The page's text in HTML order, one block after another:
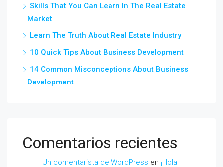
Skills That You Can Learn In The Real Estate
Market
Learn The Truth About Real Estate Industry
10 Quick Tips About Business Development
14 Common Misconceptions About Business
Development
Comentarios recientes
Un comentarista de WordPress en ¡Hola